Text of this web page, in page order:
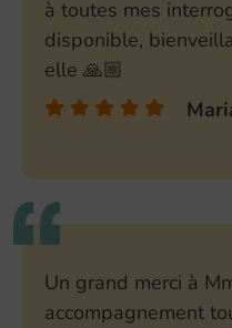
à toutes mes
disponible,
elle 🙏🏼
Un grand merci à
accompagnement